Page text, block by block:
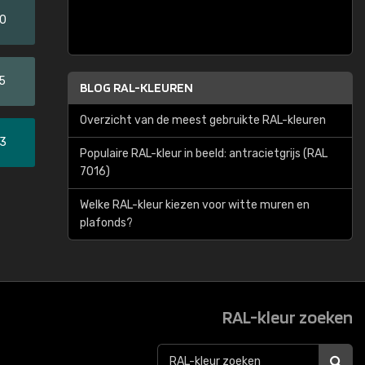
BLOG RAL-KLEUREN
Overzicht van de meest gebruikte RAL-kleuren
Populaire RAL-kleur in beeld: antracietgrijs (RAL
7016)
Welke RAL-kleur kiezen voor witte muren en
plafonds?
RAL-kleur zoeken